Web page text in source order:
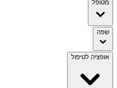
מטופל
שפה
אופציה לטיפול